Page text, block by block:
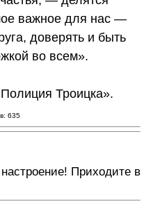
важное для нас —
доверять и быть
во всем».
Троицка».
635
Приходите в